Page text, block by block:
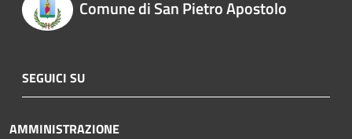
Comune di San Pietro Apostolo
SEGUICI SU
AMMINISTRAZIONE